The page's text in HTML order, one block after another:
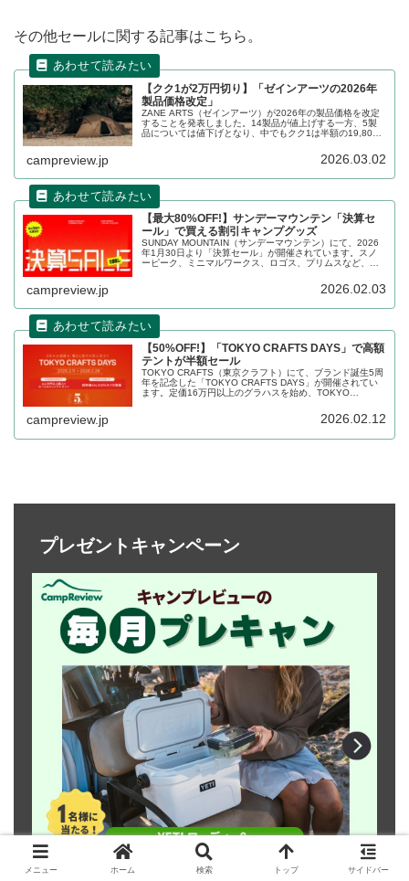
その他セールに関する記事はこちら。
【クク1が2万円切り】「ゼインアーツの2026年
製品価格改定」
ZANE ARTS（ゼインアーツ）が2026年の製品価格を改定
することを発表しました。14製品が値上げする一方、5製
品については値下げとなり、中でもクク1は半額の19,800
campreview.jp 2026.03.02
【最大80%OFF!】サンデーマウンテン「決算セ
ール」で買える割引キャンプグッズ
SUNDAY MOUNTAIN（サンデーマウンテン）にて、2026
年1月30日より「決算セール」が開催されています。スノ
ーピーク、ミニマルワークス、ロゴス、プリムスなど、人
販売されています。詳細をレビューします。
campreview.jp 2026.02.03
【50%OFF!】「TOKYO CRAFTS DAYS」で高額
テントが半額セール
TOKYO CRAFTS（東京クラフト）にて、ブランド誕生5周
年を記念した「TOKYO CRAFTS DAYS」が開催されてい
ます。定価16万円以上のグラハスを始め、TOKYO
なっており、半額で購入できます。詳細をレビューしま
campreview.jp 2026.02.12
プレゼントキャンペーン
メニュー ホーム 検索 トップ サイドバー